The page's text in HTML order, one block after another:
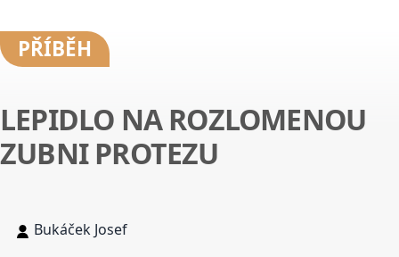
PŘÍBĚH
LEPIDLO NA ROZLOMENOU
ZUBNI PROTEZU
Bukáček Josef